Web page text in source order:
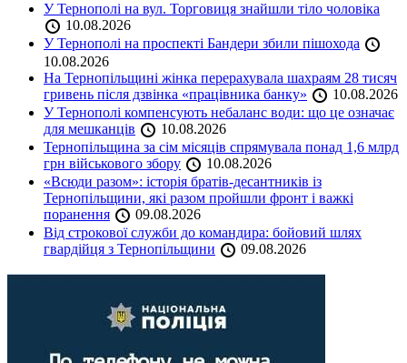
У Тернополі на вул. Торговиця знайшли тіло чоловіка
10.08.2026
У Тернополі на проспекті Бандери збили пішохода
10.08.2026
На Тернопільщині жінка перерахувала шахраям 28 тисяч
гривень після дзвінка «працівника банку»
10.08.2026
У Тернополі компенсують небаланс води: що це означає
для мешканців
10.08.2026
Тернопільщина за сім місяців спрямувала понад 1,6 млрд
грн військового збору
10.08.2026
«Всюди разом»: історія братів-десантників із
Тернопільщини, які разом пройшли фронт і важкі
поранення
09.08.2026
Від строкової служби до командира: бойовий шлях
гвардійця з Тернопільщини
09.08.2026